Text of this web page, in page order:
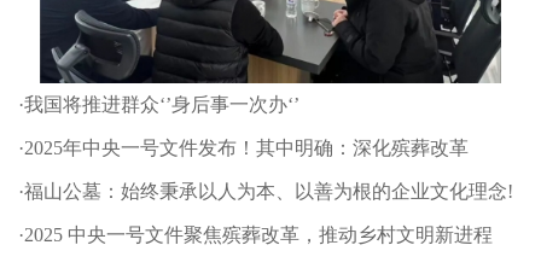
·我国将推进群众‘’身后事一次办‘’
·2025年中央一号文件发布！其中明确：深化殡葬改革
·福山公墓：始终秉承以人为本、以善为根的企业文化理念!
·2025 中央一号文件聚焦殡葬改革，推动乡村文明新进程